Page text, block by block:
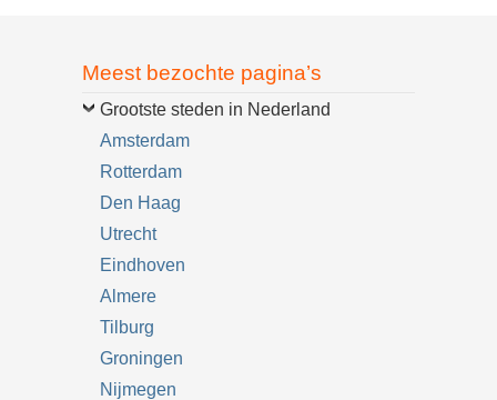
Meest bezochte pagina’s
Grootste steden in Nederland
Amsterdam
Rotterdam
Den Haag
Utrecht
Eindhoven
Almere
Tilburg
Groningen
Nijmegen